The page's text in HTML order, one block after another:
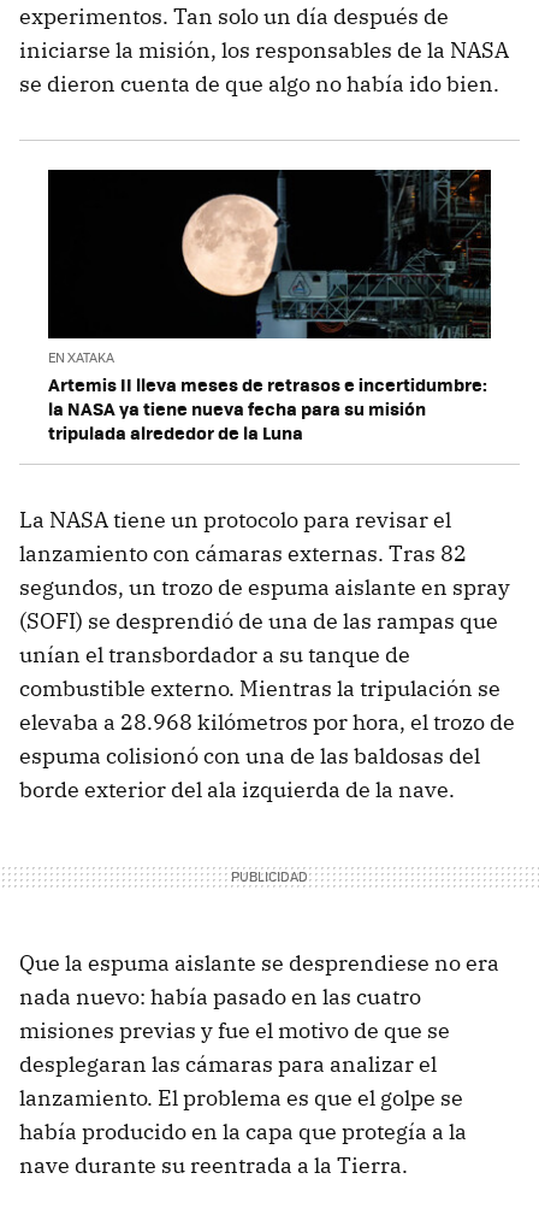
experimentos. Tan solo un día después de
iniciarse la misión, los responsables de la NASA
se dieron cuenta de que algo no había ido bien.
EN XATAKA
Artemis II lleva meses de retrasos e incertidumbre:
la NASA ya tiene nueva fecha para su misión
tripulada alrededor de la Luna
La NASA tiene un protocolo para revisar el
lanzamiento con cámaras externas. Tras 82
segundos, un trozo de espuma aislante en spray
(SOFI) se desprendió de una de las rampas que
unían el transbordador a su tanque de
combustible externo. Mientras la tripulación se
elevaba a 28.968 kilómetros por hora, el trozo de
espuma colisionó con una de las baldosas del
borde exterior del ala izquierda de la nave.
Que la espuma aislante se desprendiese no era
nada nuevo: había pasado en las cuatro
misiones previas y fue el motivo de que se
desplegaran las cámaras para analizar el
lanzamiento. El problema es que el golpe se
había producido en la capa que protegía a la
nave durante su reentrada a la Tierra.